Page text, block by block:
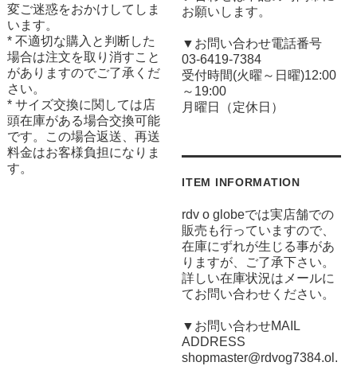
変ご迷惑をおかけしてしま
います。
* 不適切な購入と判断した
場合は注文を取り消すこと
がありますのでご了承くだ
さい。
* サイズ交換に関しては店
頭在庫がある場合交換可能
です。この場合返送、再送
料金はお客様負担になりま
す。
お願いします。
▼お問い合わせ電話番号
03-6419-7384
受付時間(火曜～日曜)12:00
～19:00
月曜日（定休日）
ITEM INFORMATION
rdv o globeでは実店舗での
販売も行っていますので、
在庫にずれが生じる事があ
りますが、ご了承下さい。
詳しい在庫状況はメールに
てお問い合わせください。
▼お問い合わせMAIL
ADDRESS
shopmaster@rdvog7384.ol.